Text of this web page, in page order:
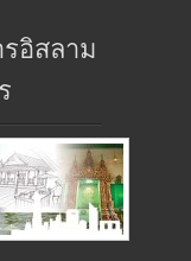
อิสลาม